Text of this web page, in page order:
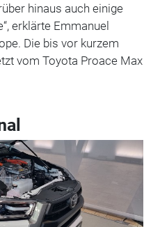
hinaus auch einige
erklärte Emmanuel
Die bis vor kurzem
vom Toyota Proace Max